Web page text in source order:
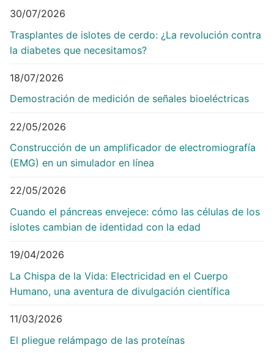
30/07/2026
Trasplantes de islotes de cerdo: ¿La revolución contra
la diabetes que necesitamos?
18/07/2026
Demostración de medición de señales bioeléctricas
22/05/2026
Construcción de un amplificador de electromiografía
(EMG) en un simulador en línea
22/05/2026
Cuando el páncreas envejece: cómo las células de los
islotes cambian de identidad con la edad
19/04/2026
La Chispa de la Vida: Electricidad en el Cuerpo
Humano, una aventura de divulgación científica
11/03/2026
El pliegue relámpago de las proteínas